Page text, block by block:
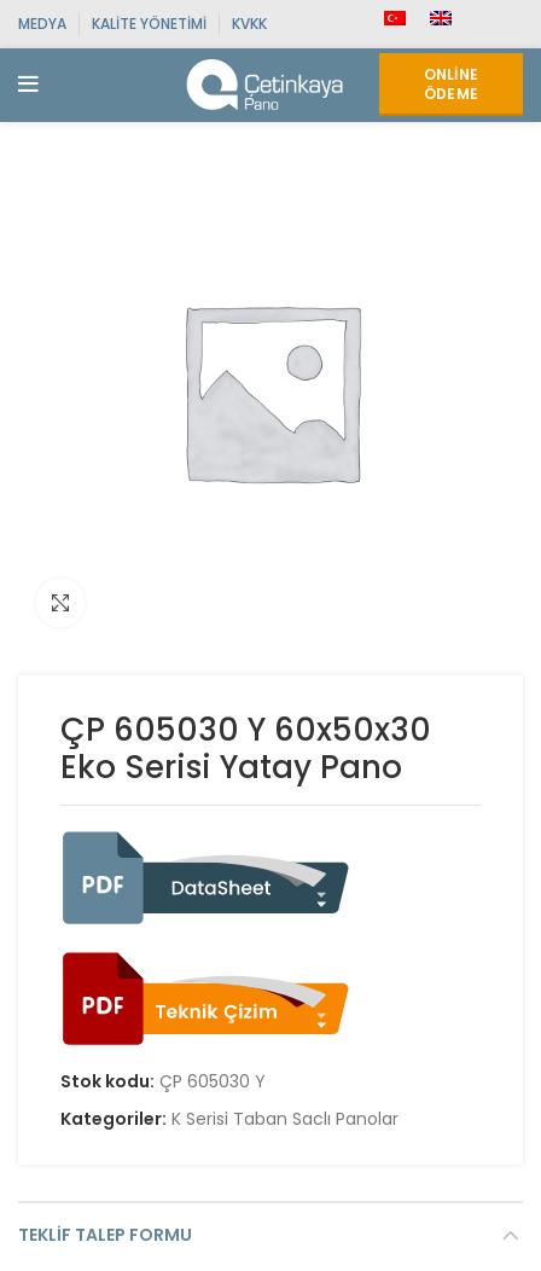
MEDYA KALITE YÖNETIMI KVKK
ONLINE
ÖDEME
ÇP 605030 Y 60x50x30
Eko Serisi Yatay Pano
Stok kodu: ÇP 605030 Y
Kategoriler: K Serisi Taban Saclı Panolar
TEKLIF TALEP FORMU